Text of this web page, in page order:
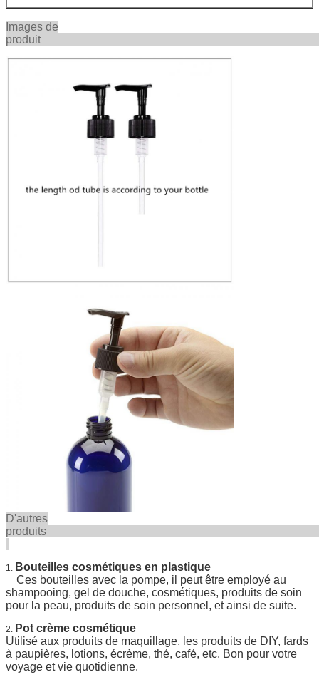
Images de
D'autres
1. Bouteilles cosmétiques en plastique
Ces bouteilles avec la pompe, il peut être employé au
shampooing, gel de douche, cosmétiques, produits de soin
pour la peau, produits de soin personnel, et ainsi de suite.
2. Pot crème cosmétique
Utilisé aux produits de maquillage, les produits de DIY, fards
à paupières, lotions, écrème, thé, café, etc. Bon pour votre
voyage et vie quotidienne.